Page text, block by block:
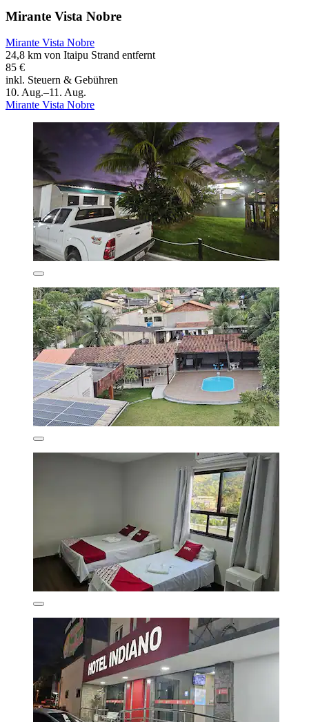
Mirante Vista Nobre
Mirante Vista Nobre
24,8 km von Itaipu Strand entfernt
85 €
inkl. Steuern & Gebühren
10. Aug.–11. Aug.
Mirante Vista Nobre